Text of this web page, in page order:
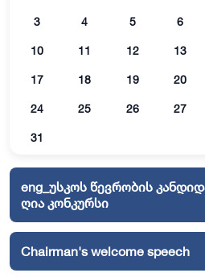
3 4 5 6
10 11 12 13
17 18 19 20
24 25 26 27
31
eng_უსკოს წევრობის
ღია კონკურსი
Chairman's welcome speech